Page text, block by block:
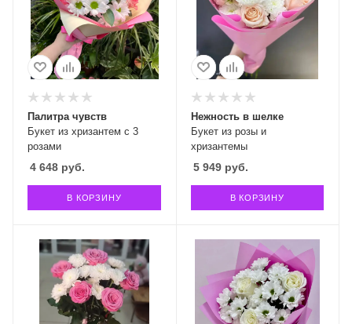
Букет из хризантем с 3
розами
Палитра чувств
4 648 руб.
В КОРЗИНУ
Букет из розы и
хризантемы
Нежность в шелке
5 949руб.
В КОРЗИНУ